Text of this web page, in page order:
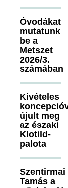
Óvodákat
mutatunk
be a
Metszet
2026/3.
számában
Kivételes
újult meg
az északi
Klotild-
palota
Szentirmai
Tamás a